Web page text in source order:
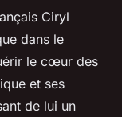
Ciryl
dans le
le cœur des
et ses
de lui un